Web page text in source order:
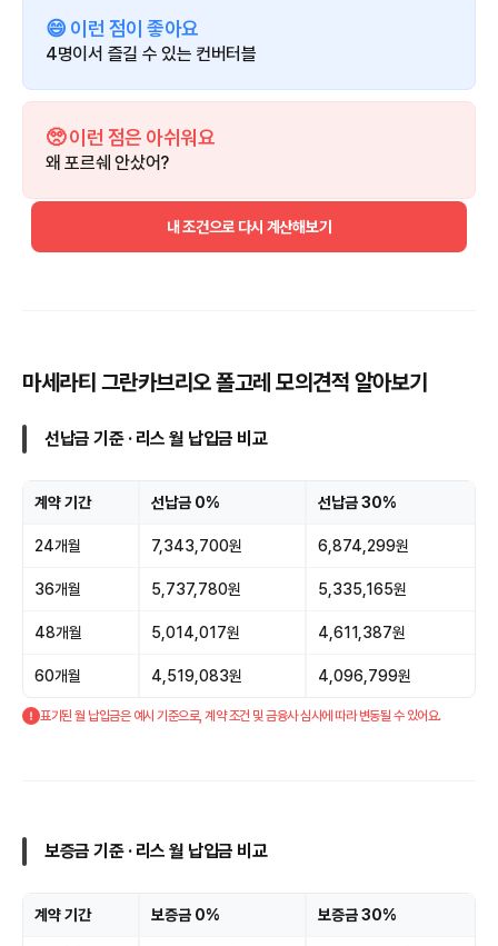
😄 이런 점이 좋아요
4명이서 즐길 수 있는 컨버터블
🥺 이런 점은 아쉬워요
왜 포르쉐 안샀어?
내 조건으로 다시 계산해보기
마세라티 그란카브리오 폴고레 모의견적 알아보기
선납금 기준 · 리스 월 납입금 비교
계약 기간 선납금 0% 선납금 30%
24개월 7,343,700원 6,874,299원
36개월 5,737,780원 5,335,165원
48개월 5,014,017원 4,611,387원
60개월 4,519,083원 4,096,799원
표기된 월 납입금은 예시 기준으로, 계약 조건 및 금융사 심사에 따라 변동될 수 있어요.
보증금 기준 · 리스 월 납입금 비교
계약 기간 보증금 0% 보증금 30%